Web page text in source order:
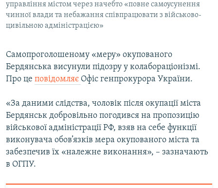
УКР
КТАТ
ДОЛУЧАЙСЯ!
Усі сайти RFE/RL
управління містом через начебто «повне самоусунення
чинної влади та небажання співпрацювати з військово-
цивільною адміністрацією»
Самопроголошеному «меру» окупованого
Бердянська висунули підозру у колабораціонізмі.
Про це повідомляє Офіс генпрокурора України.
«За даними слідства, чоловік після окупації міста
Бердянськ добровільно погодився на пропозицію
військової адміністрації РФ, взяв на себе функції
виконувача обов’язків мера окупованого міста та
забезпечив їх «належне виконання», – зазначають
в ОГПУ.